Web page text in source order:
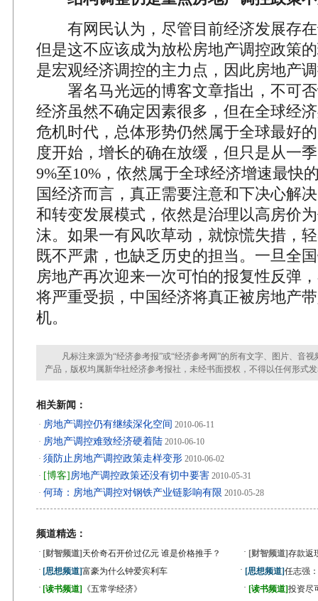
有网民认为，尽管目前经济发展存在
但是这不应该成为放松房地产调控政策
是宏观经济调控的主力点，因此房地产
署名马光远的博客文章指出，不可否
经济虽然不确定因素很多，但在全球经
危机时代，总体形势仍然属于全球最好
度开始，增长的确在放缓，但只是从一
9%至10%，依然属于全球经济增速最快
国经济而言，真正需要注意和下决心解
和转变发展模式，依然是治理以高房价
沫。如果一有风吹草动，就惊慌失措，
既不严肃，也缺乏历史的担当。一旦全
房地产再次迎来一次可怕的报复性反弹
将严重受损，中国经济将真正被房地产
机。
凡标注来源为“经济参考报”或“经济参考网”的所有文字、图片、音视
产品，版权均属新华社经济参考报社，未经书面授权，不得以任何形式
相关新闻：
· 房地产调控仍有继续深化空间 2010-06-11
· 房地产调控难致经济硬着陆 2010-06-10
· 须防止房地产调控政策走样变形 2010-06-02
· [博客] 房地产调控政策还没有切中要害 2010-05-31
· 何琦：房地产调控对钢铁产业链影响有限 2010-05-28
频道精选：
· [财智频道] 天价奇石开价过亿元 谁是价格推手？ · [财智频道]存款返
· [思想频道]富豪为什么钟爱宾利车 · [思想频道]任志强
· [读书频道] 《五常学经济》 · [读书频道]投资尽